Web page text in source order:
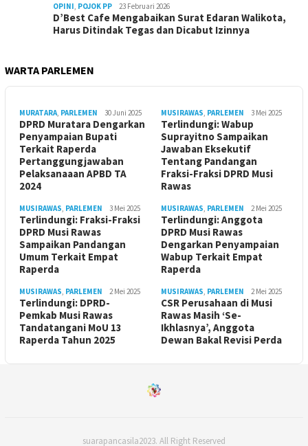
OPINI POJOK PP 23 Februari 2026
D’Best Cafe Mengabaikan Surat Edaran Walikota,
Harus Ditindak Tegas dan Dicabut Izinnya
WARTA PARLEMEN
MURATARA PARLEMEN 30 Juni 2025
DPRD Muratara Dengarkan
Penyampaian Bupati
Terkait Raperda
Pertanggungjawaban
Pelaksanaaan APBD TA
2024
MUSIRAWAS PARLEMEN 3 Mei 2025
Terlindungi: Wabup
Suprayitno Sampaikan
Jawaban Eksekutif
Tentang Pandangan
Fraksi-Fraksi DPRD Musi
Rawas
MUSIRAWAS PARLEMEN 3 Mei 2025
Terlindungi: Fraksi-Fraksi
DPRD Musi Rawas
Sampaikan Pandangan
Umum Terkait Empat
Raperda
MUSIRAWAS PARLEMEN 2 Mei 2025
Terlindungi: Anggota
DPRD Musi Rawas
Dengarkan Penyampaian
Wabup Terkait Empat
Raperda
MUSIRAWAS PARLEMEN 2 Mei 2025
Terlindungi: DPRD-
Pemkab Musi Rawas
Tandatangani MoU 13
Raperda Tahun 2025
MUSIRAWAS PARLEMEN 2 Mei 2025
CSR Perusahaan di Musi
Rawas Masih ‘Se-
Ikhlasnya’, Anggota
Dewan Bakal Revisi Perda ‎
suarapancasila2023. All Right Reserved